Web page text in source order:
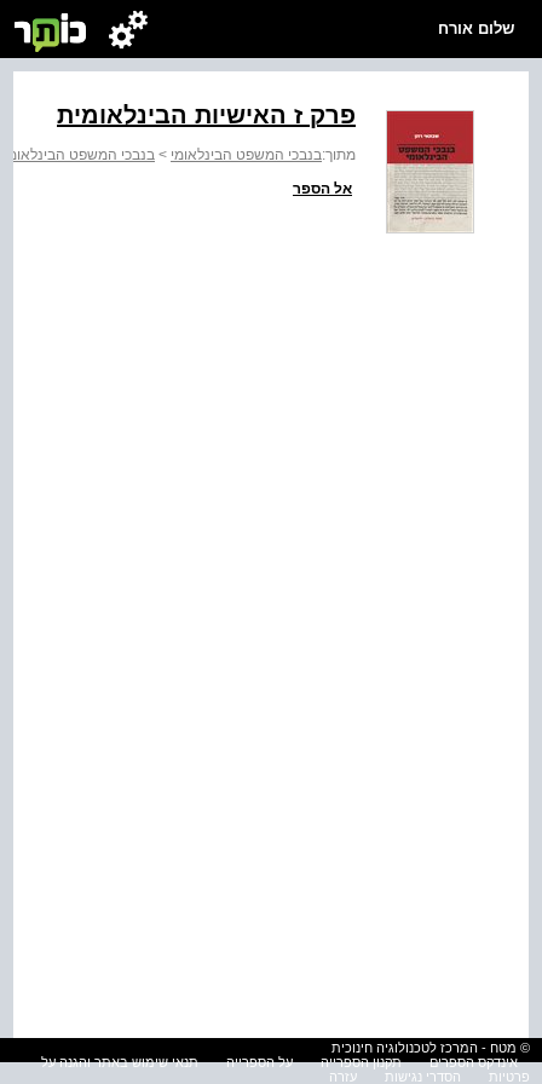
שלום אורח
פרק ז האישיות הבינלאומית
מתוך:בנבכי המשפט הבינלאומי > בנבכי המשפט הבינלאומי
אל הספר
© מטח - המרכז לטכנולוגיה חינוכית
אינדקס הספרים
תקנון הספרייה על הספרייה
תנאי שימוש באתר והגנה על
פרטיות
הסדרי נגישות עזרה